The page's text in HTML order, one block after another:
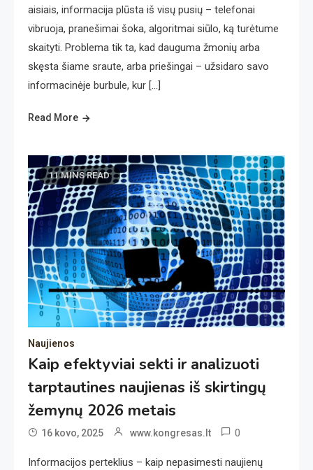
aisiais, informacija plūsta iš visų pusių – telefonai
vibruoja, pranešimai šoka, algoritmai siūlo, ką turėtume
skaityti. Problema tik ta, kad dauguma žmonių arba
skęsta šiame sraute, arba priešingai – užsidaro savo
informacinėje burbule, kur […]
Read More
11 MINS READ
Naujienos
Kaip efektyviai sekti ir analizuoti
tarptautines naujienas iš skirtingų
žemynų 2026 metais
16 kovo, 2025 www.kongresas.lt 0
Informacijos perteklius – kaip nepasimesti naujienų